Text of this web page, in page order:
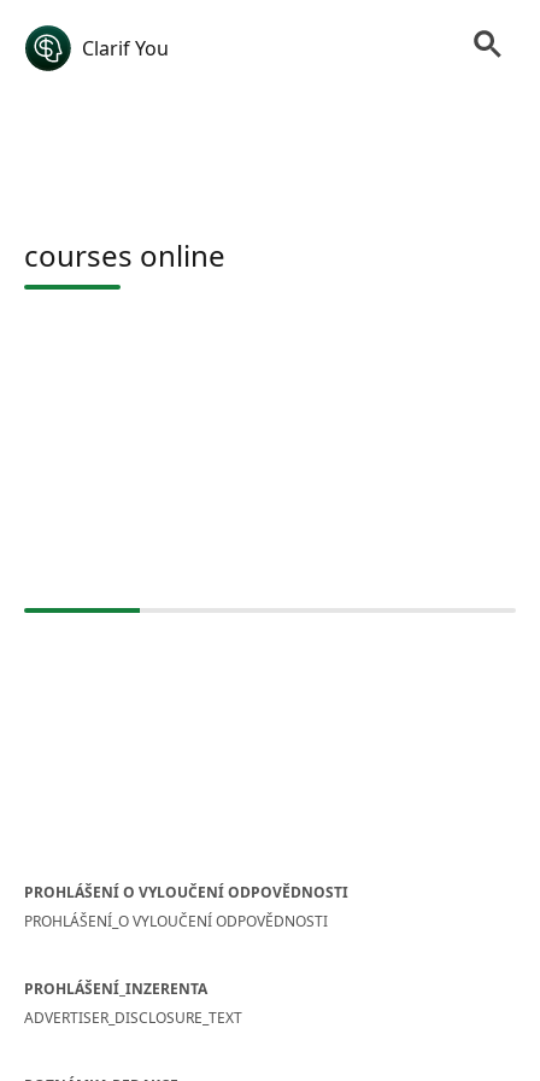
Clarif You
courses online
PROHLÁŠENÍ O VYLOUČENÍ ODPOVĚDNOSTI
PROHLÁŠENÍ_O VYLOUČENÍ ODPOVĚDNOSTI
PROHLÁŠENÍ_INZERENTA
ADVERTISER_DISCLOSURE_TEXT